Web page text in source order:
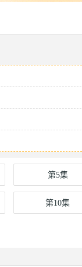
第5集
第10集